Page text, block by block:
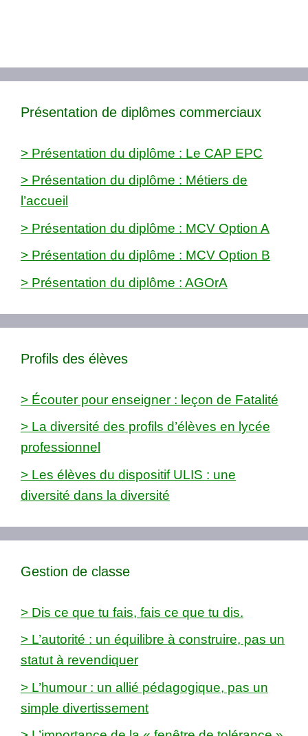
Présentation de diplômes commerciaux
> Présentation du diplôme : Le CAP EPC
> Présentation du diplôme : Métiers de
l’accueil
> Présentation du diplôme : MCV Option A
> Présentation du diplôme : MCV Option B
> Présentation du diplôme : AGOrA
Profils des élèves
> Écouter pour enseigner : leçon de Fatalité
> La diversité des profils d’élèves en lycée
professionnel
> Les élèves du dispositif ULIS : une
diversité dans la diversité
Gestion de classe
> Dis ce que tu fais, fais ce que tu dis.
> L’autorité : un équilibre à construire, pas un
statut à revendiquer
> L’humour : un allié pédagogique, pas un
simple divertissement